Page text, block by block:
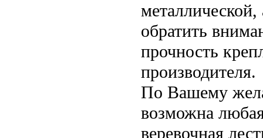
металлической,
обратить
прочность
производителя.
По Вашему
возможна
веревочная